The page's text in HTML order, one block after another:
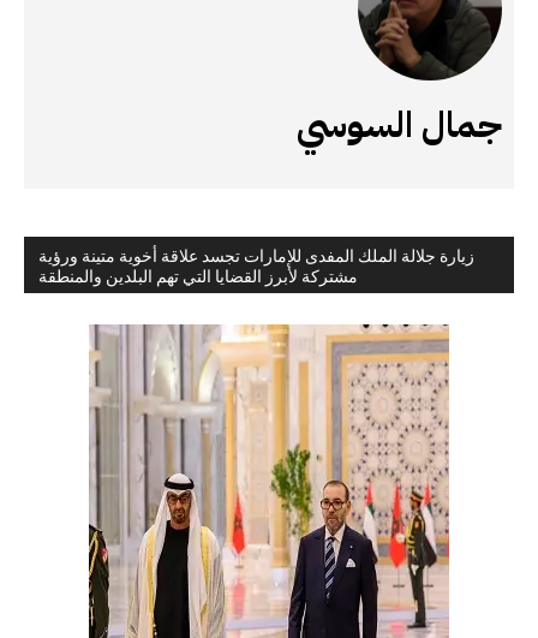
زيارة جلالة الملك المفدى للإمارات تجسد علاقة أخوية متينة ورؤية
مشتركة لأبرز القضايا التي تهم البلدين والمنطقة
جمال السوسي